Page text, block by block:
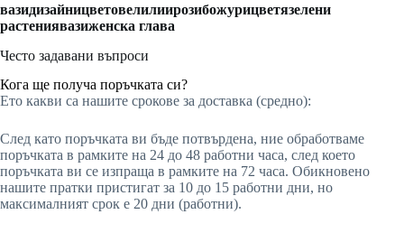
вазидизайницветовелилиирозибожурицветязелени
растениявазиженска глава
Често задавани въпроси
Кога ще получа поръчката си?
Ето какви са нашите срокове за доставка (средно):
След като поръчката ви бъде потвърдена, ние обработваме
поръчката в рамките на 24 до 48 работни часа, след което
поръчката ви се изпраща в рамките на 72 часа. Обикновено
нашите пратки пристигат за 10 до 15 работни дни, но
максималният срок е 20 дни (работни).